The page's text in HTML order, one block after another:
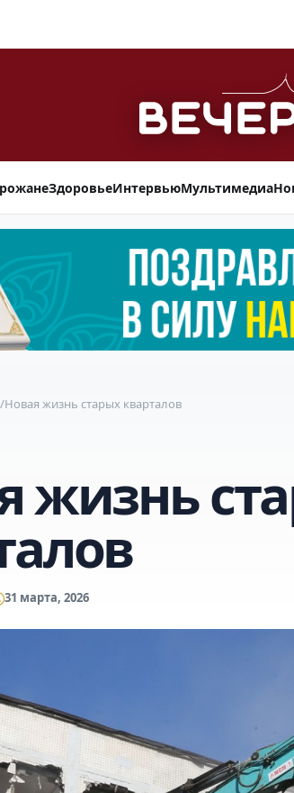
ЗдоровьеИнтервьюМультимедиа
/Новая жизнь старых кварталов
жизнь
31 марта, 2026